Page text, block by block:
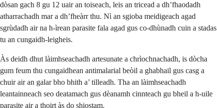
dòsan gach 8 gu 12 uair an toiseach, leis an tricead a dh’fhaodadh
atharrachadh mar a dh’fheàrr thu. Nì an sgioba meidigeach agad
sgrùdadh air na h-ìrean parasite fala agad gus co-dhùnadh cuin a stadas
tu an cungaidh-leigheis.
Às deidh dhut làimhseachadh artesunate a chrìochnachadh, is dòcha
gum feum thu cungaidhean antimalarial beòil a ghabhail gus casg a
chuir air an galar bho bhith a’ tilleadh. Tha an làimhseachadh
leantainneach seo deatamach gus dèanamh cinnteach gu bheil a h-uile
parasite air a thoirt às do shiostam.